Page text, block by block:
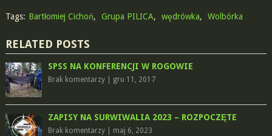
Tags: Bartłomiej Cichoń, Grupa PILICA, wędrówka, Wolbórka
RELATED POSTS
SPSS NA KONFERENCJI W ROGOWIE
Brak komentarzy| gru 11, 2017
ZAPISY NA SURWIWALIA 2023 – ROZPOCZĘTE
Brak komentarzy| maj 6, 2023